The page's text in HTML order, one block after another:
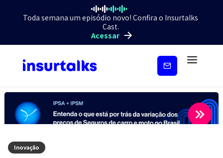
Toda semana um episódio novo! Confira o Insurtalks
Cast.
Acessar
Inscreva-
Inovação